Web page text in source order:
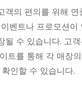
객의 편의를 위해 연
벤트나 프로모션이
될 수 있습니다. 고
트를 통해 각 매장
인할 수 있습니다.